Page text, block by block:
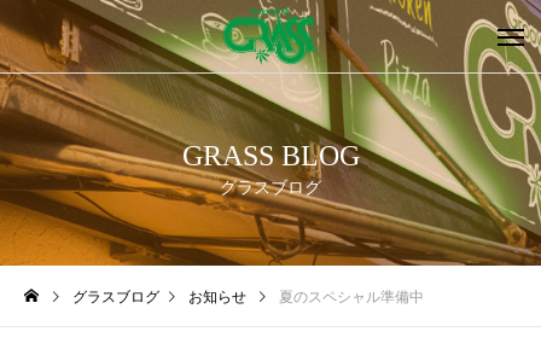
GRASS BLOG
グラスブログ
グラスブログ お知らせ 夏のスペシャル準備中